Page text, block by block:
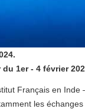
1er - 4 février
Français en
les